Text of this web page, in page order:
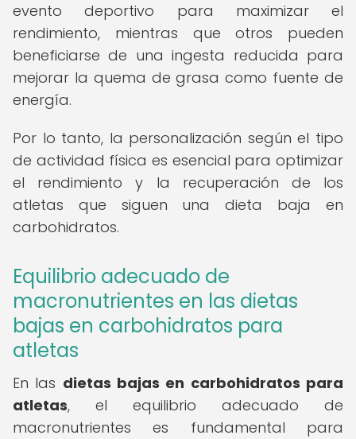
evento deportivo para maximizar el
rendimiento, mientras que otros pueden
beneficiarse de una ingesta reducida para
mejorar la quema de grasa como fuente de
energía.
Por lo tanto, la personalización según el tipo
de actividad física es esencial para optimizar
el rendimiento y la recuperación de los
atletas que siguen una dieta baja en
carbohidratos.
Equilibrio adecuado de
macronutrientes en las dietas
bajas en carbohidratos para
atletas
En las dietas bajas en carbohidratos para
atletas, el equilibrio adecuado de
macronutrientes es fundamental para